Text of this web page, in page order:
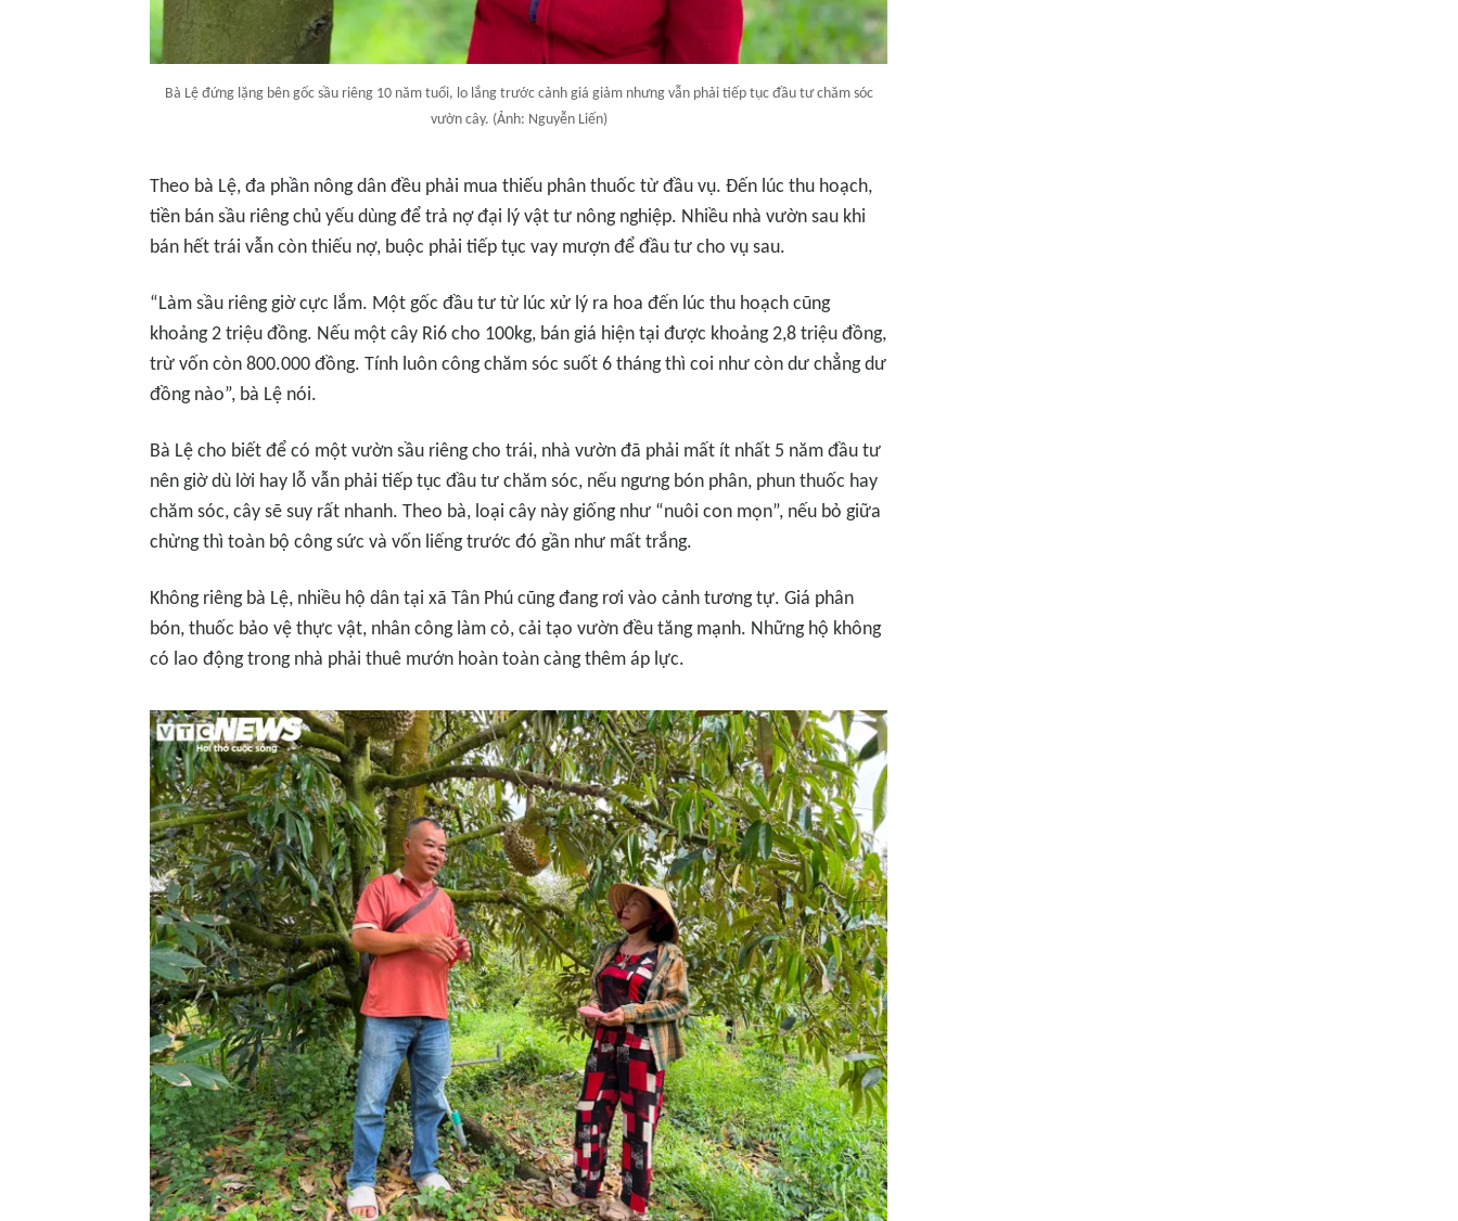
Bà Lệ đứng lặng bên gốc sầu riêng 10 năm tuổi, lo lắng trước cảnh giá giảm nhưng vẫn phải tiếp tục đầu tư chăm sóc
vườn cây. (Ảnh: Nguyễn Liến)
Theo bà Lệ, đa phần nông dân đều phải mua thiếu phân thuốc từ đầu vụ. Đến lúc thu hoạch,
tiền bán sầu riêng chủ yếu dùng để trả nợ đại lý vật tư nông nghiệp. Nhiều nhà vườn sau khi
bán hết trái vẫn còn thiếu nợ, buộc phải tiếp tục vay mượn để đầu tư cho vụ sau.
“ Làm sầu riêng giờ cực lắm. Một gốc đầu tư từ lúc xử lý ra hoa đến lúc thu hoạch cũng
khoảng 2 triệu đồng. Nếu một cây Ri6 cho 100kg, bán giá hiện tại được khoảng 2,8 triệu đồng,
trừ vốn còn 800.000 đồng. Tính luôn công chăm sóc suốt 6 tháng thì coi như còn dư chẳng dư
đồng nào”, bà Lệ nói.
Bà Lệ cho biết để có một vườn sầu riêng cho trái, nhà vườn đã phải mất ít nhất 5 năm đầu tư
nên giờ dù lời hay lỗ vẫn phải tiếp tục đầu tư chăm sóc, nếu ngưng bón phân, phun thuốc hay
chăm sóc, cây sẽ suy rất nhanh. Theo bà, loại cây này giống như “nuôi con mọn”, nếu bỏ giữa
chừng thì toàn bộ công sức và vốn liếng trước đó gần như mất trắng.
Không riêng bà Lệ, nhiều hộ dân tại xã Tân Phú cũng đang rơi vào cảnh tương tự. Giá phân
bón, thuốc bảo vệ thực vật, nhân công làm cỏ, cải tạo vườn đều tăng mạnh. Những hộ không
có lao động trong nhà phải thuê mướn hoàn toàn càng thêm áp lực.